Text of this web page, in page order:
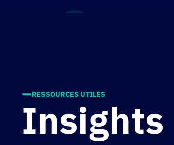
RESSOURCES UTILES
Insights